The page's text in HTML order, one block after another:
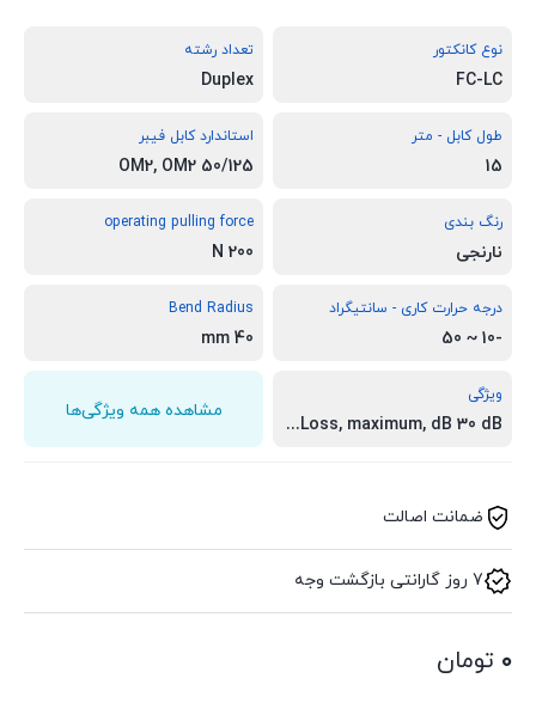
نوع کانکتور
FC-LC
تعداد رشته
Duplex
طول کابل - متر
15
استاندارد کابل فیبر
OM2, OM2 50/125
رنگ بندی
نارنجی
operating pulling force
200 N
درجه حرارت کاری - سانتیگراد
-10 ~ 50
Bend Radius
40 mm
ویژگی
Crush resistance (IEC 60794-1-E3) 250 N/cm, Fire retardant IEC 60332-3 Cat.C, Insertion Loss, maximum, dB 0.3 dB, Return Loss, maximum, dB 30 dB
مشاهده همه ویژگی‌ها
ضمانت اصالت
7 روز گارانتی بازگشت وجه
۰ تومان